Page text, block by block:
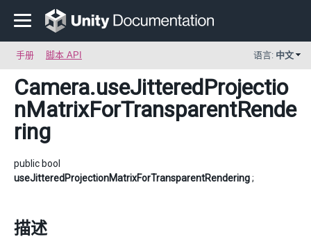
手册 脚本 API 语言: 中文
Camera.useJitteredProjectio
nMatrixForTransparentRende
ring
public bool
useJitteredProjectionMatrixForTransparentRendering;
描述